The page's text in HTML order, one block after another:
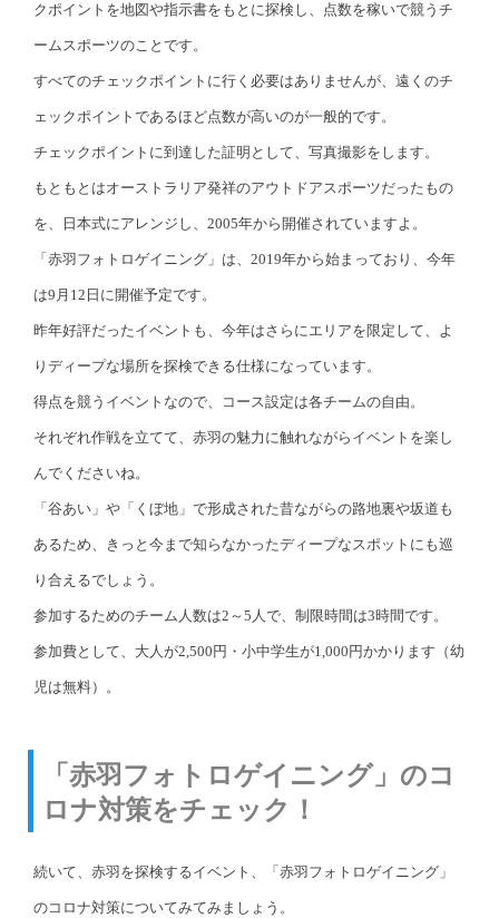
クポイントを地図や指示書をもとに探検し、点数を稼いで競うチ
ームスポーツのことです。
すべてのチェックポイントに行く必要はありませんが、遠くのチ
ェックポイントであるほど点数が高いのが一般的です。
チェックポイントに到達した証明として、写真撮影をします。
もともとはオーストラリア発祥のアウトドアスポーツだったもの
を、日本式にアレンジし、2005年から開催されていますよ。
「赤羽フォトロゲイニング」は、2019年から始まっており、今年
は9月12日に開催予定です。
昨年好評だったイベントも、今年はさらにエリアを限定して、よ
りディープな場所を探検できる仕様になっています。
得点を競うイベントなので、コース設定は各チームの自由。
それぞれ作戦を立てて、赤羽の魅力に触れながらイベントを楽し
んでくださいね。
「谷あい」や「くぼ地」で形成された昔ながらの路地裏や坂道も
あるため、きっと今まで知らなかったディープなスポットにも巡
り合えるでしょう。
参加するためのチーム人数は2～5人で、制限時間は3時間です。
参加費として、大人が2,500円・小中学生が1,000円かかります（幼
児は無料）。
「赤羽フォトロゲイニング」のコ
ロナ対策をチェック！
続いて、赤羽を探検するイベント、「赤羽フォトロゲイニング」
のコロナ対策についてみてみましょう。